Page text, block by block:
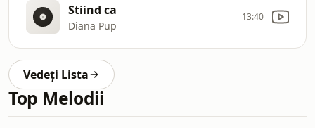
Stiind ca
Diana Pup
13:40
Vedeți Lista
Top Melodii